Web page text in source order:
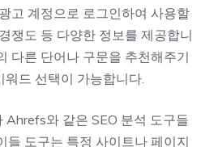
고 계정으로 로그인하여 사용할
쟁도 등 다양한 정보를 제공합니
다른 단어나 구문을 추천해주기
드 선택이 가능합니다.
Ahrefs와 같은 SEO 분석 도구들
들 도구는 특정 사이트나 페이지